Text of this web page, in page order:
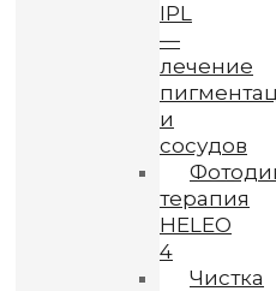
IPL
—
лечение
и
сосудов
терапия
HELEO
4
Чистка